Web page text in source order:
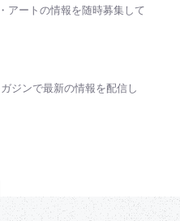
アートの情報を随時募集して
ジンで最新の情報を配信し